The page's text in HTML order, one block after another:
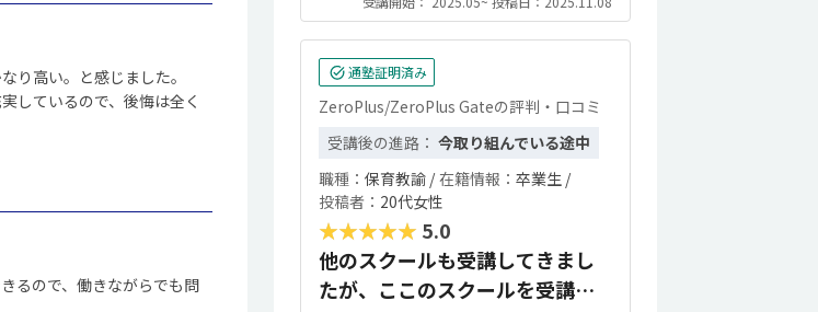
り高い。と感じました。
しているので、後悔は全く
るので、働きながらでも問
通塾証明済み
ZeroPlus/ZeroPlus Gateの評判・口コミ
受講後の進路： 今取り組んでいる途中
職種： 保育教諭 / 在籍情報： 卒業生 /
投稿者： 20代女性
★★★★★ 5.0
他のスクールも受講してきまし
たが、ここのスクールを受講し